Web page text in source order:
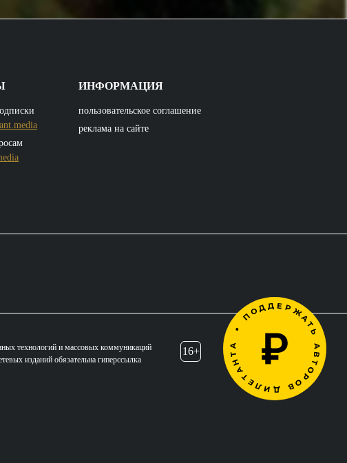
ИНФОРМАЦИЯ
пользовательское соглашение
реклама на сайте
технологий и массовых коммуникаций
изданий обязательна гиперссылка
16+